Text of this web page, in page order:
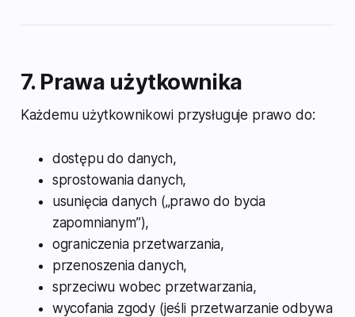
7. Prawa użytkownika
Każdemu użytkownikowi przysługuje prawo do:
dostępu do danych,
sprostowania danych,
usunięcia danych („prawo do bycia
zapomnianym”),
ograniczenia przetwarzania,
przenoszenia danych,
sprzeciwu wobec przetwarzania,
wycofania zgody (jeśli przetwarzanie odbywa